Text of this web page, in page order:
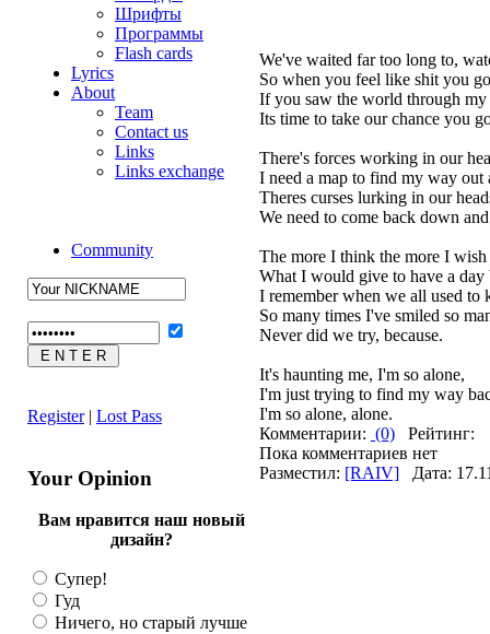
Шрифты
Программы
Flash cards
Lyrics
About
Team
Contact us
Links
Links exchange
Community
Register| Lost Pass
Your Opinion
Вам нравится наш новый
дизайн?
Супер!
Гуд
Ничего, но старый лучше
We've waited far too long to,
So when you feel like shit you
If you saw the world through
Its time to take our chance you
There's forces working in our
I need a map to find my way out
Theres curses lurking in our
We need to come back down
The more I think the more I
What I would give to have a day
I remember when we all used to
So many times I've smiled so
Never did we try, because.
It's haunting me, I'm so alone,
I'm just trying to find my way
I'm so alone, alone.
Комментарии: (0) Рейтинг:
Пока комментариев нет
Разместил: [RAIV] Дата: